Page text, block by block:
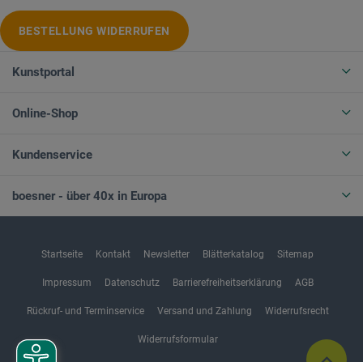
BESTELLUNG WIDERRUFEN
Kunstportal
Online-Shop
Kundenservice
boesner - über 40x in Europa
Startseite Kontakt Newsletter Blätterkatalog Sitemap
Impressum Datenschutz Barrierefreiheitserklärung AGB
Rückruf- und Terminservice Versand und Zahlung Widerrufsrecht
Widerrufsformular